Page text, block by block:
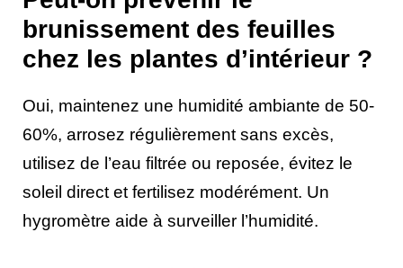
brunissement des feuilles
chez les plantes d’intérieur ?
Oui, maintenez une humidité ambiante de 50-
60%, arrosez régulièrement sans excès,
utilisez de l’eau filtrée ou reposée, évitez le
soleil direct et fertilisez modérément. Un
hygromètre aide à surveiller l’humidité.